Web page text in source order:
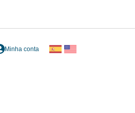
Minha conta